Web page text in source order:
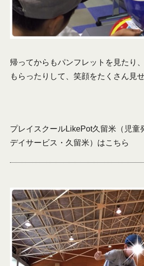
帰ってからもパンフレットを見たり
もらったりして、笑顔をたくさん見
プレイスクールLikePot久留米（児童
デイサービス・久留米）はこちら